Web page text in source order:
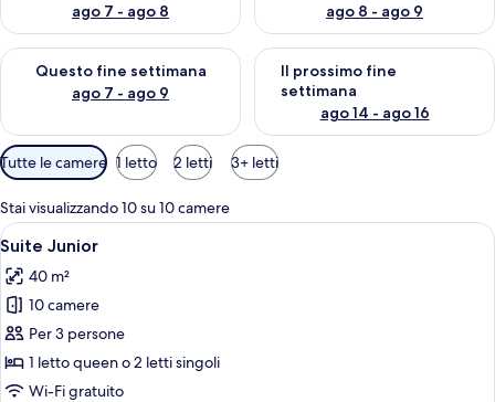
ago 7 - ago 8
ago 8 - ago 9
Questo fine settimana
ago 7 - ago 9
Verifica la disponibilità per questo fine settimana, ago 7 - ago
Il prossimo fine
settimana
ago 14 - ago 16
Verifica la disponibilità per il
Filtri
disponibili
per
le
camere
Tutte le camere 1 letto 2 letti 3+ letti
Stai visualizzando 10 su 10 camere
Apri
tutte
le
foto
per
Suite
Junior
Una camera d'hotel moderna con
10
Suite Junior
40 m²
10 camere
Per 3 persone
1 letto queen o 2 letti singoli
Wi-Fi gratuito